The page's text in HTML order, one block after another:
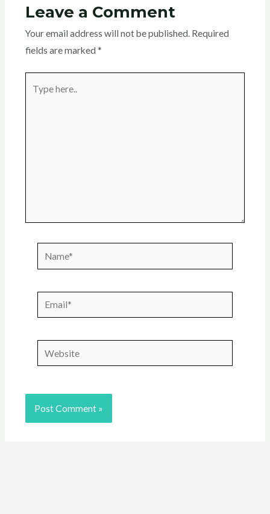
Leave a Comment
Your email address will not be published. Required
fields are marked *
here..
Name*
Email*
Website